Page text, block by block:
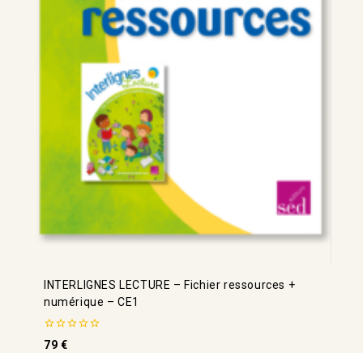
INTERLIGNES LECTURE – Fichier ressources +
numérique – CE1
0
79 €